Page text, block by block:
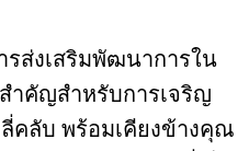
ส่งเสริมพัฒนาการใน
ำคัญสำหรับการเจริญ
คลับ พร้อมเคียงข้างคุณ